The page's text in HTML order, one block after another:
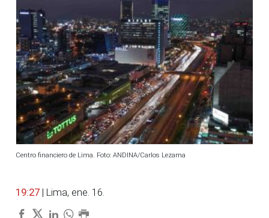
Centro financiero de Lima. Foto: ANDINA/Carlos Lezama
19:27 | Lima, ene. 16.